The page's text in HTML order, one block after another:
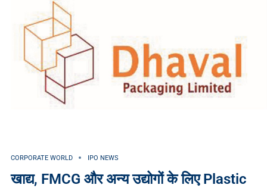
CORPORATE WORLD IPO NEWS
खाद्य, FMCG और अन्य उद्योगों के लिए Plastic